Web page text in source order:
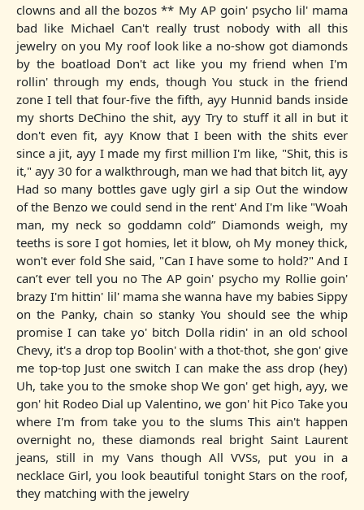
clowns and all the bozos ** My AP goin' psycho lil' mama
bad like Michael Can't really trust nobody with all this
jewelry on you My roof look like a no-show got diamonds
by the boatload Don't act like you my friend when I'm
rollin' through my ends, though You stuck in the friend
zone I tell that four-five the fifth, ayy Hunnid bands inside
my shorts DeChino the shit, ayy Try to stuff it all in but it
don't even fit, ayy Know that I been with the shits ever
since a jit, ayy I made my first million I'm like, "Shit, this is
it," ayy 30 for a walkthrough, man we had that bitch lit, ayy
Had so many bottles gave ugly girl a sip Out the window
of the Benzo we could send in the rent' And I'm like "Woah
man, my neck so goddamn cold” Diamonds weigh, my
teeths is sore I got homies, let it blow, oh My money thick,
won't ever fold She said, "Can I have some to hold?" And I
can’t ever tell you no The AP goin' psycho my Rollie goin'
brazy I'm hittin' lil' mama she wanna have my babies Sippy
on the Panky, chain so stanky You should see the whip
promise I can take yo' bitch Dolla ridin' in an old school
Chevy, it's a drop top Boolin' with a thot-thot, she gon' give
me top-top Just one switch I can make the ass drop (hey)
Uh, take you to the smoke shop We gon' get high, ayy, we
gon' hit Rodeo Dial up Valentino, we gon' hit Pico Take you
where I'm from take you to the slums This ain't happen
overnight no, these diamonds real bright Saint Laurent
jeans, still in my Vans though All VVSs, put you in a
necklace Girl, you look beautiful tonight Stars on the roof,
they matching with the jewelry